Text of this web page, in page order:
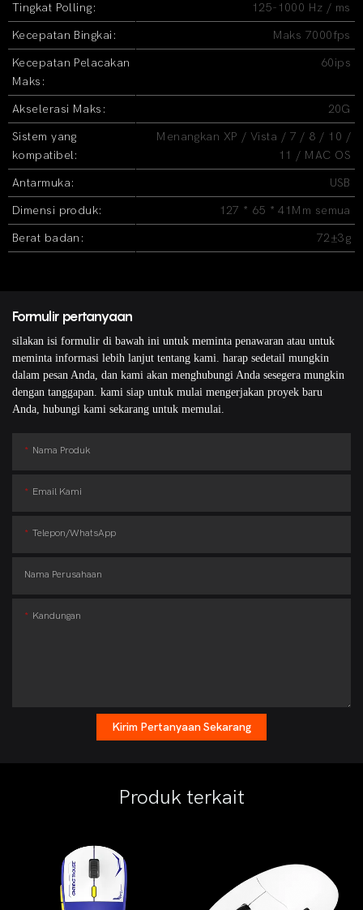
Tingkat Polling:
125-1000 Hz / ms
Kecepatan Bingkai:
Maks 7000fps
Kecepatan Pelacakan
Maks:
60ips
Akselerasi Maks:
20G
Sistem yang
kompatibel:
Menangkan XP / Vista / 7 / 8 / 10 /
11 / MAC OS
Antarmuka:
USB
Dimensi produk:
127 * 65 * 41Mm semua
Berat badan:
72±3g
Formulir pertanyaan
silakan isi formulir di bawah ini untuk meminta penawaran atau untuk
meminta informasi lebih lanjut tentang kami. harap sedetail mungkin
dalam pesan Anda, dan kami akan menghubungi Anda sesegera mungkin
dengan tanggapan. kami siap untuk mulai mengerjakan proyek baru
Anda, hubungi kami sekarang untuk memulai.
Nama Produk
Email Kami
Telepon/WhatsApp
Nama Perusahaan
Kandungan
Kirim Pertanyaan Sekarang
Produk terkait